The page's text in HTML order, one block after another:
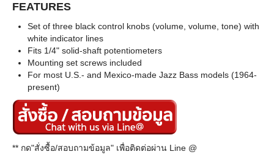
FEATURES
Set of three black control knobs (volume, volume, tone) with
white indicator lines
Fits 1/4" solid-shaft potentiometers
Mounting set screws included
For most U.S.- and Mexico-made Jazz Bass models (1964-
present)
** กด"สั่งซื้อ/สอบถามข้อมูล" เพื่อติดต่อผ่าน Line @